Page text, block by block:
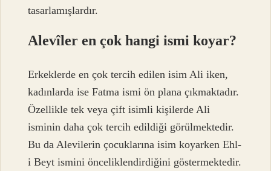
tasarlamışlardır.
Alevîler en çok hangi ismi koyar?
Erkeklerde en çok tercih edilen isim Ali iken,
kadınlarda ise Fatma ismi ön plana çıkmaktadır.
Özellikle tek veya çift isimli kişilerde Ali
isminin daha çok tercih edildiği görülmektedir.
Bu da Alevilerin çocuklarına isim koyarken Ehl-
i Beyt ismini önceliklendirdiğini göstermektedir.